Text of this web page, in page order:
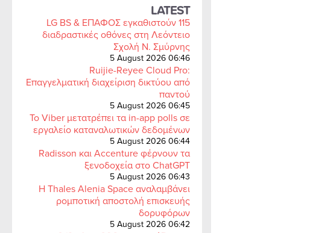
LATEST
LG BS & ΕΠΑΦΟΣ εγκαθιστούν 115
διαδραστικές οθόνες στη Λεόντειο
Σχολή Ν. Σμύρνης
5 August 2026 06:46
Ruijie-Reyee Cloud Pro:
Επαγγελματική διαχείριση δικτύου από
παντού
5 August 2026 06:45
Το Viber μετατρέπει τα in-app polls σε
εργαλείο καταναλωτικών δεδομένων
5 August 2026 06:44
Radisson και Accenture φέρνουν τα
ξενοδοχεία στο ChatGPT
5 August 2026 06:43
Η Thales Alenia Space αναλαμβάνει
ρομποτική αποστολή επισκευής
δορυφόρων
5 August 2026 06:42